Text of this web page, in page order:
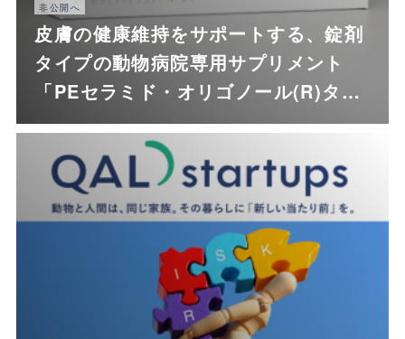
非公開へ
皮膚の健康維持をサポートする、錠剤
タイプの動物病院専用サプリメント
「PEセラミド・オリゴノール(R)タ…